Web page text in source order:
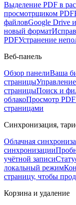
Выделение PDF в
просмотрщиком PDF
файловGoogle Drive
новый формат
PDFУстранение
Веб-панель
Обзор панелиВаша
страницы
страницыПоиск и
облакоПросмотр
страницами
Синхронизация,
Облачная
синхронизации
учётной записи
локальный режим
страницу, чтобы
Корзина и удаление